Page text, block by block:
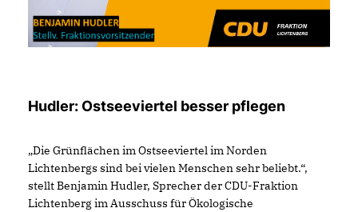
Hudler: Ostseeviertel besser pflegen
Die Grünflächen im Ostseeviertel im Norden
Lichtenbergs sind bei vielen Menschen sehr beliebt.“,
stellt Benjamin Hudler, Sprecher der CDU-Fraktion
Lichtenberg im Ausschuss für Ökologische